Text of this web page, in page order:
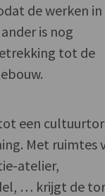
de werken in
is nog
tot de
een
Met ruimtes
atelier,
… krijgt de